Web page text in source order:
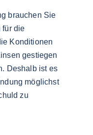
brauchen Sie
für die
Konditionen
gestiegen
Deshalb ist es
möglichst
zu